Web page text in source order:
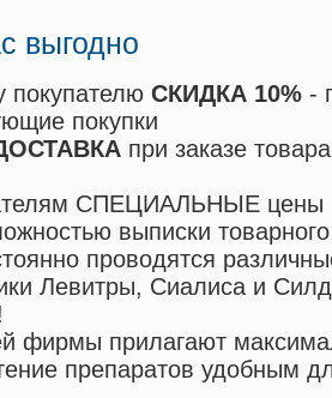
выгодно
покупателю СКИДКА 10% -
покупки
при заказе
СПЕЦИАЛЬНЫЕ цены
выписки
проводятся
Левитры, Сиалиса и
фирмы прилагают
препаратов удобным